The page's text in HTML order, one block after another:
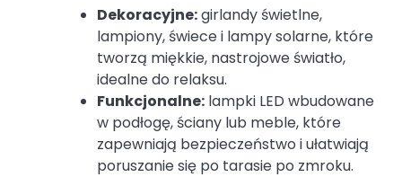
Dekoracyjne:girlandy świetlne,
lampiony, świece i lampy solarne, które
tworzą miękkie, nastrojowe światło,
idealne do relaksu.
Funkcjonalne: lampki LED wbudowane
w podłogę, ściany lub meble, które
zapewniają bezpieczeństwo i ułatwiają
poruszanie się po tarasie po zmroku.